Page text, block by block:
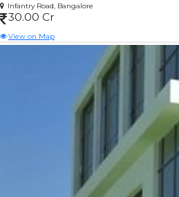
Infantry Road, Bangalore
30.00 Cr
View on Map